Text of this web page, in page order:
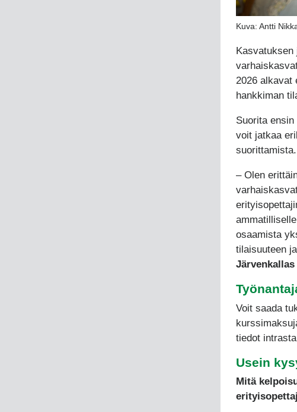
Kuva: Antti
2026 alkavat
hankkiman
Suorita
voit jatkaa
suorittamista.
– Olen
osaamista
tilaisuuteen
Järvenkallas
Voit saada
tiedot intrasta
Usein
Mitä